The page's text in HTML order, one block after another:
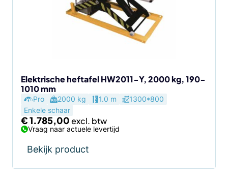
Elektrische heftafel HW2011-Y, 2000 kg, 190-
1010 mm
Pro 2000 kg 1.0 m
1300*800
Enkele schaar
€1.785,00
Vraag naar actuele levertijd
Bekijk product